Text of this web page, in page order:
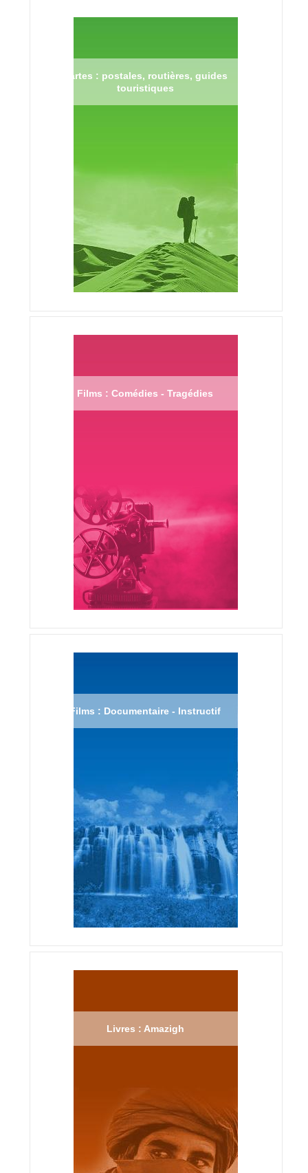
Cartes : postales, routières, guides
touristiques
Films : Comédies - Tragédies
Films : Documentaire - Instructif
Livres : Amazigh